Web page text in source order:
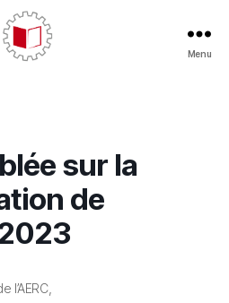
Menu
sur la
de
2023
l’AERC,